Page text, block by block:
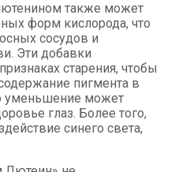
также может
форм кислорода, что
сосудов и
Эти добавки
старения, чтобы
пигмента в
уменьшение может
глаз. Более того,
синего света,